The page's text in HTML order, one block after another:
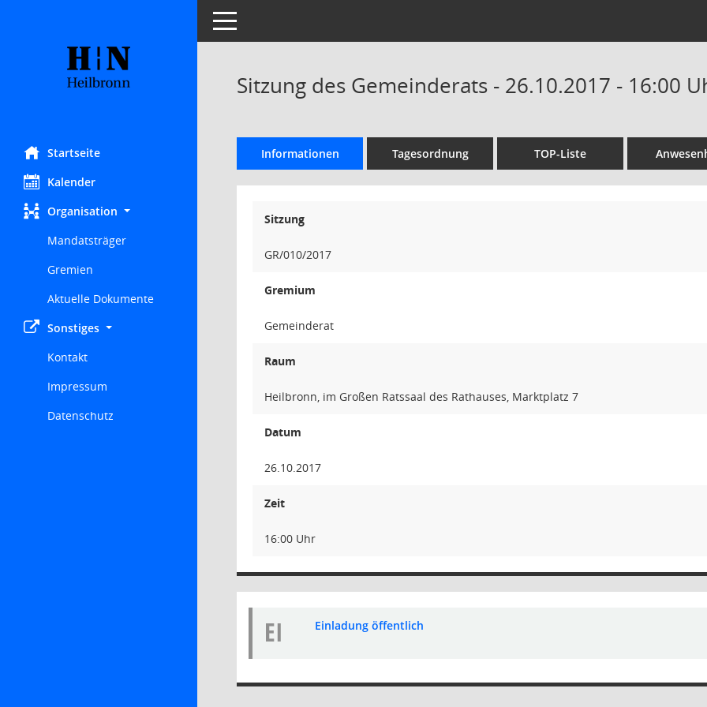
Startseite
Kalender
Organisation
Mandatsträger
Gremien
Aktuelle Dokumente
Sonstiges
Kontakt
Impressum
Datenschutz
Toggle navigation
Sitzung des Gemeinderats - 26.10.2017 - 16:00
Informationen Tagesordnung TOP-Liste
Sitzung
GR/010/2017
Gremium
Gemeinderat
Raum
Heilbronn, im Großen Ratssaal des Rathauses, Marktplatz 7
Datum
26.10.2017
Zeit
16:00 Uhr
EI Einladung öffentlich